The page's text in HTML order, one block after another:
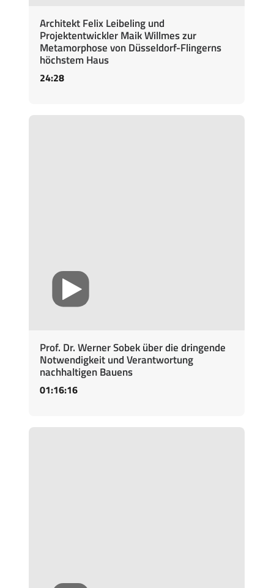
Architekt Felix Leibeling und
Projektentwickler Maik Willmes zur
Metamorphose von Düsseldorf-Flingerns
höchstem Haus
24:28
Prof. Dr. Werner Sobek über die dringende
Notwendigkeit und Verantwortung
nachhaltigen Bauens
01:16:16